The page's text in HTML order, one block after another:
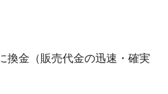
換金（販売代金の迅速・確実